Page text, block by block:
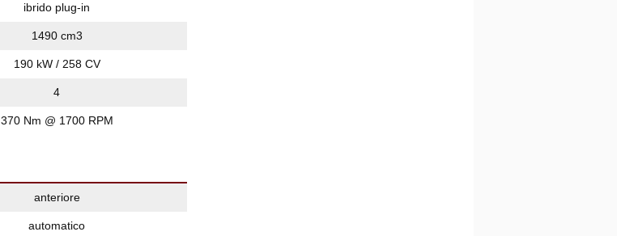
ibrido plug-in
1490 cm3
190 kW / 258 CV
4
370 Nm @ 1700 RPM
anteriore
automatico